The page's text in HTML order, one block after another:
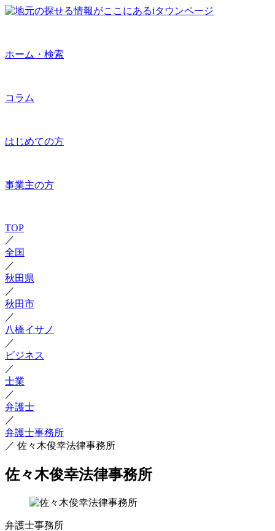
ホーム・検索
コラム
はじめての方
事業主の方
TOP
／
全国
／
秋田県
／
秋田市
／
八橋イサノ
／
ビジネス
／
士業
／
弁護士
／
弁護士事務所
／ 佐々木俊幸法律事務所
佐々木俊幸法律事務所
弁護士事務所